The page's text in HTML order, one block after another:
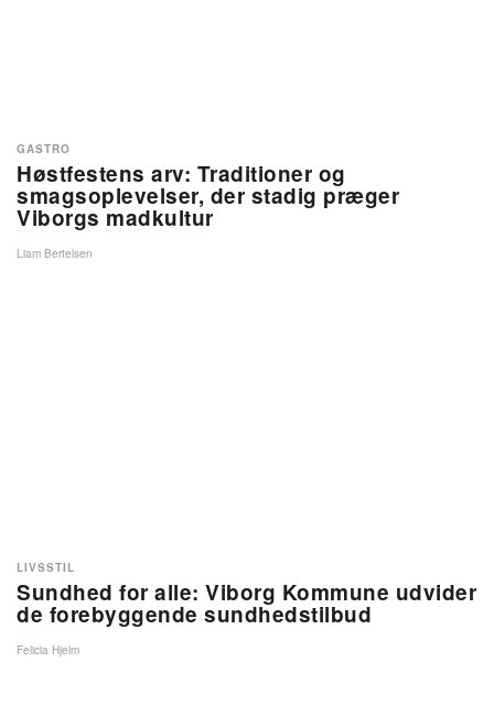
Høstfestens arv: Traditioner og
smagsoplevelser, der stadig præger
Viborgs madkultur
GASTRO
Liam Bertelsen
Sundhed for alle: Viborg Kommune udvider
de forebyggende sundhedstilbud
LIVSSTIL
Felicia Hjelm